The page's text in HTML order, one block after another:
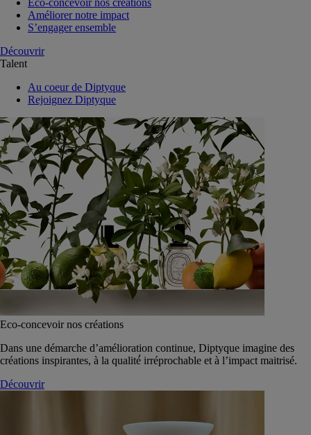
Eco-concevoir nos créations
Améliorer notre impact
S’engager ensemble
Découvrir
Talent
Au coeur de Diptyque
Rejoignez Diptyque
Eco-concevoir nos créations
Dans une démarche d’amélioration continue, Diptyque imagine des
créations inspirantes, à la qualité́ irréprochable et à l’impact maitrisé.
Découvrir